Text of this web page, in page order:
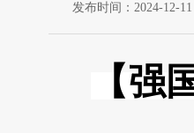
发布时间：2024-12-11
【强